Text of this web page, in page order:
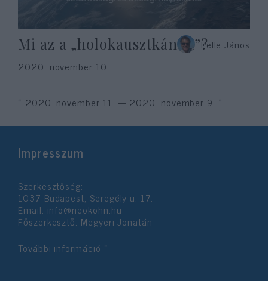
Mi az a „holokausztkánon”?Pelle János
2020. november 10.
« 2020. november 11. --- 2020. november 9. »
Impresszum
Szerkesztőség:
1037 Budapest, Seregély u. 17.
Email: info@neokohn.hu
Főszerkesztő: Megyeri Jonatán
További információ »